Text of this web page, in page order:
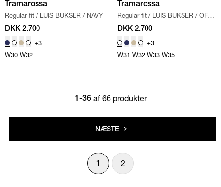
Tramarossa
Regular fit / LUIS BUKSER / NAVY
DKK 2.700
+3
W30 W32
Tramarossa
Regular fit / LUIS BUKSER / OFF
WHITE
DKK 2.700
+3
W31 W32 W33 W35
1-36 af 66 produkter
NÆSTE
1 2